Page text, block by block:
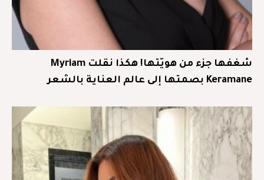
شغفها جزء من هويّتها! هكذا نقلت Myriam
Keramane بصمتها إلى عالم العناية بالشعر